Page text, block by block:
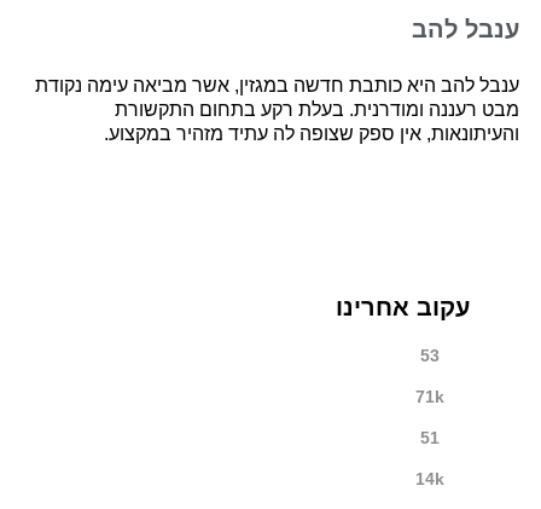
ענבל להב
ענבל להב היא כותבת חדשה במגזין, אשר מביאה עימה נקודת
מבט רעננה ומודרנית. בעלת רקע בתחום התקשורת
והעיתונאות, אין ספק שצופה לה עתיד מזהיר במקצוע.
עקוב אחרינו
53
71k
51
14k